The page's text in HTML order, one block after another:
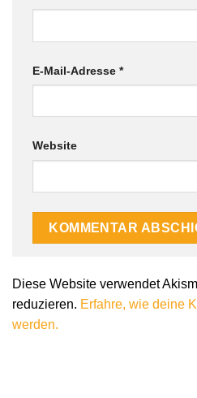
E-Mail-Adresse *
Website
Diese Website verwendet
reduzieren. Erfahre, wie deine
werden.